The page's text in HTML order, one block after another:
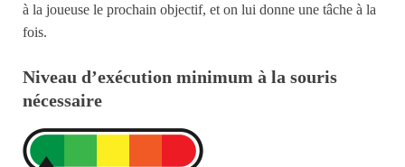
à la joueuse le prochain objectif, et on lui donne une tâche à la
fois.
Niveau d’exécution minimum à la souris
nécessaire